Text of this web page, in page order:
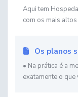
Aqui tem
com os mais
Os planos
• Na prática é a
exatamente o